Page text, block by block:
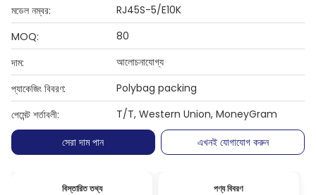
মডেল নম্বর:
RJ45S-5/E10K
MOQ:
80
দাম:
আলোচনাযোগ্য
প্যাকেজিং বিবরণ:
Polybag packing
পেমেন্ট শর্তাবলী:
T/T, Western Union, MoneyGram
সেরা দাম পান
এখনই যোগাযোগ করুন
বিস্তারিত তথ্য পণ্য বিবরণ